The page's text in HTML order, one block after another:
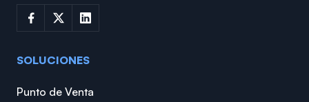
SOLUCIONES
Punto de Venta